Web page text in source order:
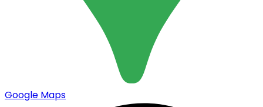
Google Maps